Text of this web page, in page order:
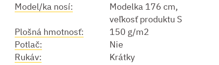
Model/ka nosí:
Modelka 176 cm,
veľkosť produktu S
Plošná hmotnosť:
150 g/m2
Potlač:
Nie
Rukáv:
Krátky